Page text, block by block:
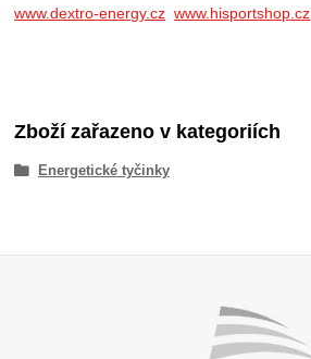
www.dextro-energy.cz www.hisportshop.cz
Zboží zařazeno v kategoriích
Energetické tyčinky